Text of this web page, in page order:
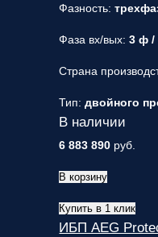
Фазность:
Фаза вх/вых:3 ф /
Страна
Тип:двойного
В наличии
6 883 890 руб.
В корзину
Купить в 1 клик
ИБП AEG